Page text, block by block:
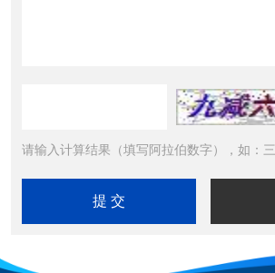
请输入计算结果（填写阿拉伯数字），如：